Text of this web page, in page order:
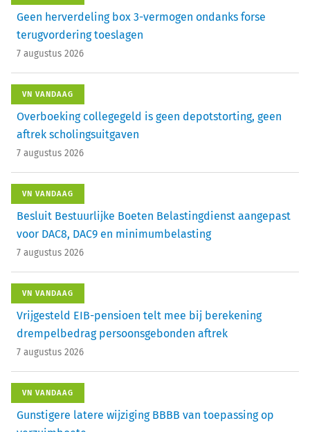
Geen herverdeling box 3-vermogen ondanks forse
terugvordering toeslagen
7 augustus 2026
VN VANDAAG
Overboeking collegegeld is geen depotstorting, geen
aftrek scholingsuitgaven
7 augustus 2026
VN VANDAAG
Besluit Bestuurlijke Boeten Belastingdienst aangepast
voor DAC8, DAC9 en minimumbelasting
7 augustus 2026
VN VANDAAG
Vrijgesteld EIB-pensioen telt mee bij berekening
drempelbedrag persoonsgebonden aftrek
7 augustus 2026
VN VANDAAG
Gunstigere latere wijziging BBBB van toepassing op